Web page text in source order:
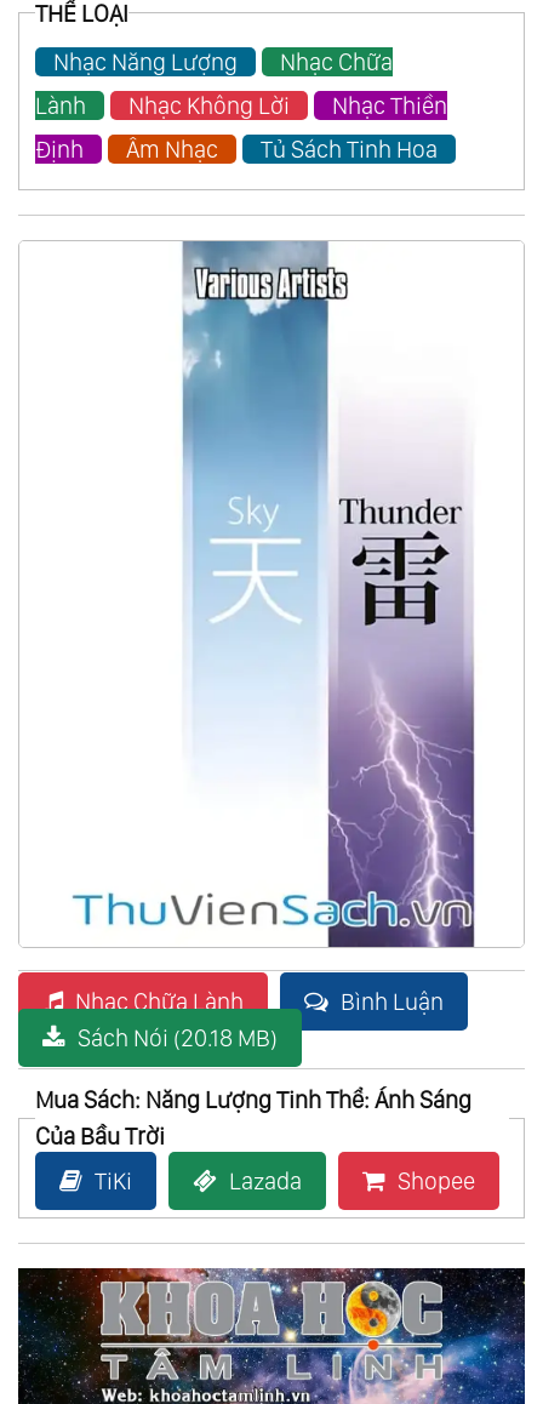
THỂ LOẠI
Nhạc Năng Lượng
Nhạc Chữa
Lành
Nhạc Không Lời
Nhạc Thiền
Định
Âm Nhạc Tủ Sách Tinh Hoa
Nhạc Chữa Lành
Bình Luận
Sách Nói (20.18 MB)
Mua Sách: Năng Lượng Tinh Thể: Ánh Sáng
Của Bầu Trời
TiKi
Lazada Shopee